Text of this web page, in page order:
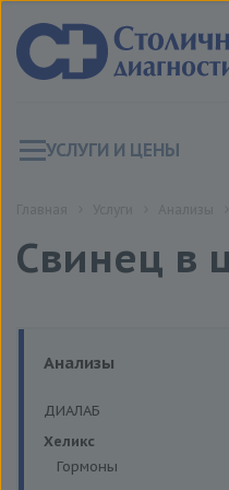
УСЛУГИ И ЦЕНЫ
Свинец в
Анализы
ДИАЛАБ
Биохимия крови
Хеликс
Гормоны